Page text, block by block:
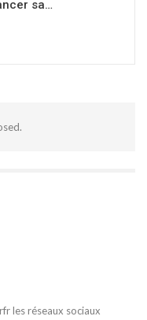
sa…
les réseaux sociaux